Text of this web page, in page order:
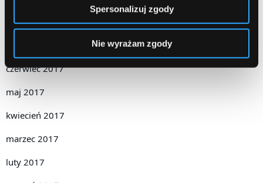
Spersonalizuj zgody
Nie wyrażam zgody
wrzesień 2017
czerwiec 2017
maj 2017
kwiecień 2017
marzec 2017
luty 2017